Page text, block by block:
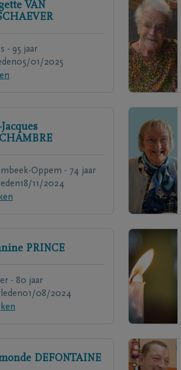
VAN
- 95 jaar
05/01/2025
Jacques
Oppem - 74 jaar
18/11/2024
PRINCE
- 80 jaar
01/08/2024
DEFONTAINE